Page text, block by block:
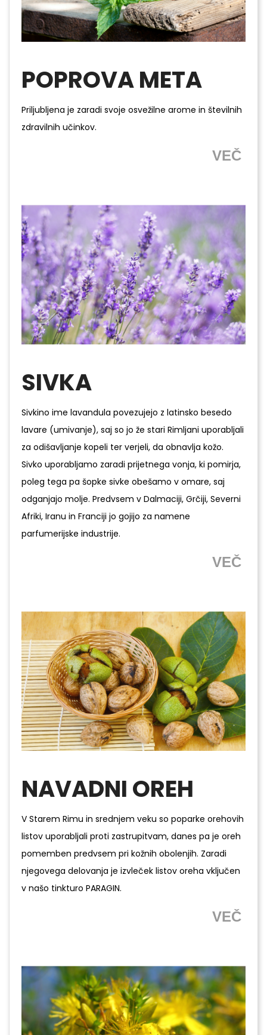
POPROVA META
Priljubljena je zaradi svoje osvežilne arome in številnih
zdravilnih učinkov.
VEČ
SIVKA
Sivkino ime lavandula povezujejo z latinsko besedo
lavare (umivanje), saj so jo že stari Rimljani uporabljali
za odišavljanje kopeli ter verjeli, da obnavlja kožo.
Sivko uporabljamo zaradi prijetnega vonja, ki pomirja,
poleg tega pa šopke sivke obešamo v omare, saj
odganjajo molje. Predvsem v Dalmaciji, Grčiji, Severni
Afriki, Iranu in Franciji jo gojijo za namene
parfumerijske industrije.
VEČ
NAVADNI OREH
V Starem Rimu in srednjem veku so poparke orehovih
listov uporabljali proti zastrupitvam, danes pa je oreh
pomemben predvsem pri kožnih obolenjih. Zaradi
njegovega delovanja je izvleček listov oreha vključen
v našo tinkturo PARAGIN.
VEČ